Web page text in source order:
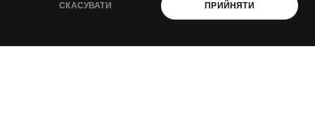
СКАСУВАТИ ПРИЙНЯТИ